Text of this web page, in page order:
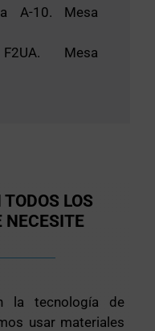
A-10. Mesa
Mesa
LOS
NECESITE
la tecnología de
usar materiales